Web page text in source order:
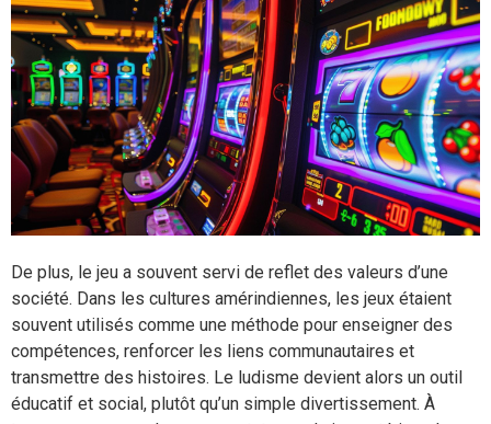
De plus, le jeu a souvent servi de reflet des valeurs d’une
société. Dans les cultures amérindiennes, les jeux étaient
souvent utilisés comme une méthode pour enseigner des
compétences, renforcer les liens communautaires et
transmettre des histoires. Le ludisme devient alors un outil
éducatif et social, plutôt qu’un simple divertissement. À